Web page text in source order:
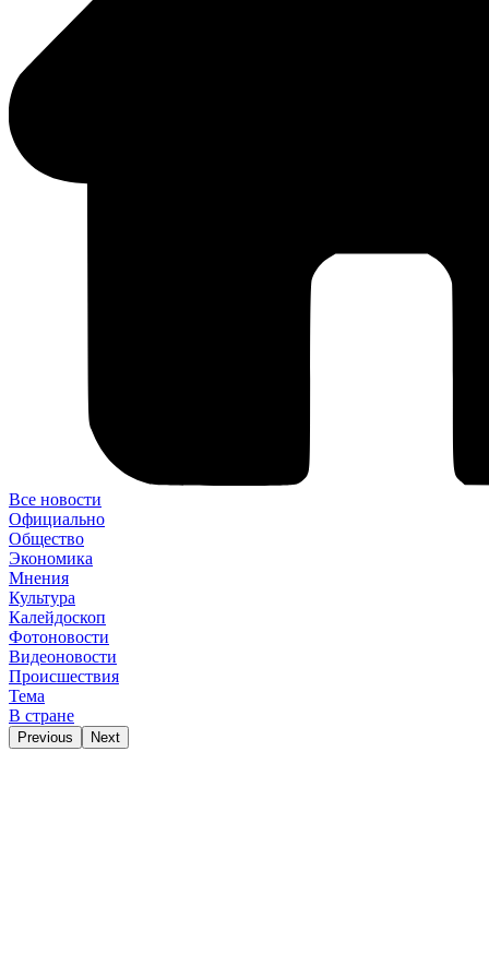
Все новости
Официально
Общество
Экономика
Мнения
Культура
Калейдоскоп
Фотоновости
Видеоновости
Происшествия
Тема
В стране
Previous Next